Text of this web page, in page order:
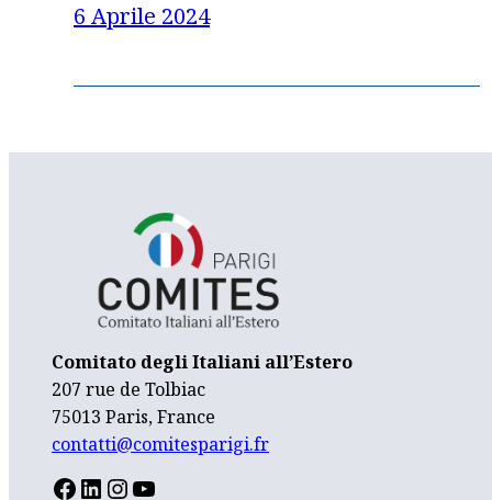
6 Aprile 2024
Comitato degli Italiani all’Estero
207 rue de Tolbiac
75013 Paris, France
contatti@comitesparigi.fr
FACEBOOK LINKEDIN INSTAGRAM YOUTUBE